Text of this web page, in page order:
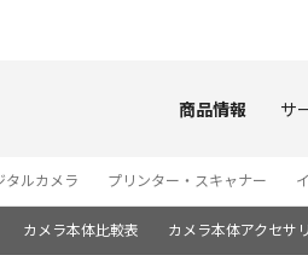
商品情報 サ
タルカメラ プリンター・スキャナー
カメラ本体比較表 カメラ本体アクセサ